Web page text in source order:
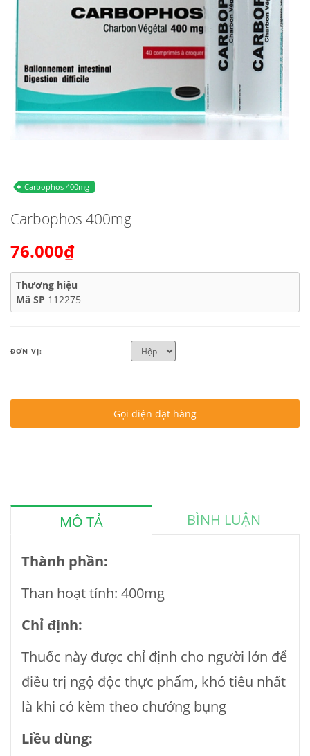
Carbophos 400mg
Carbophos 400mg
76.000₫
Thương hiệu
Mã SP 112275
ĐƠN VỊ:
Gọi điện đặt hàng
MÔ TẢ BÌNH LUẬN
Thành phần:
Than hoạt tính: 400mg
Chỉ định:
Thuốc này được chỉ định cho người lớn để
điều trị ngộ độc thực phẩm, khó tiêu nhất
là khi có kèm theo chướng bụng
Liều dùng: